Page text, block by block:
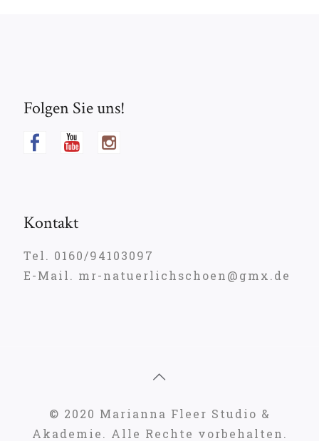
Folgen Sie uns!
Kontakt
Tel. 0160/94103097
E-Mail. mr-natuerlichschoen@gmx.de
© 2020 Marianna Fleer Studio &
Akademie. Alle Rechte vorbehalten.